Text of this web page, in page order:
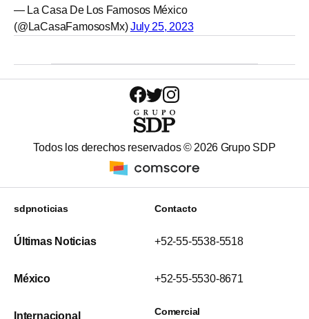
— La Casa De Los Famosos México
(@LaCasaFamososMx)July 25, 2023
Todos los derechos reservados © 2026 Grupo SDP
sdpnoticias
Últimas Noticias
México
Internacional
Contacto
+52-55-5538-5518
+52-55-5530-8671
Comercial